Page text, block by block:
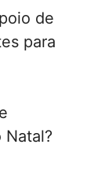
de
para